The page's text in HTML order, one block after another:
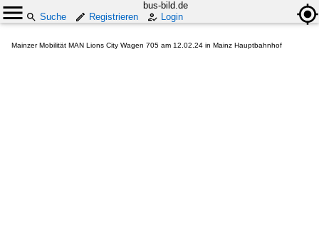
bus-bild.de
Suche
Registrieren Login
Mainzer Mobilität MAN Lions City Wagen 705 am 12.02.24 in Mainz Hauptbahnhof